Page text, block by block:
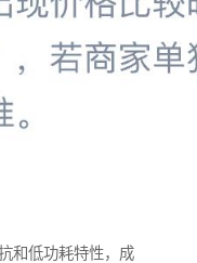
和低功耗特性，成